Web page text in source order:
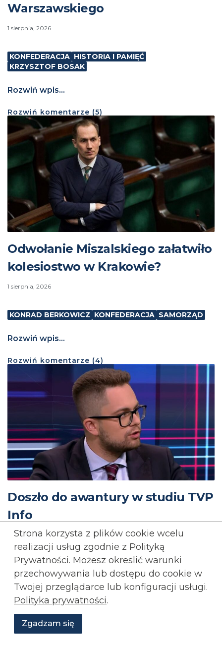
Warszawskiego
1 sierpnia, 2026
KONFEDERACJA HISTORIA I PAMIĘĆ
KRZYSZTOF BOSAK
Rozwiń wpis...
Rozwiń komentarze (5)
Odwołanie Miszalskiego załatwiło
kolesiostwo w Krakowie?
1 sierpnia, 2026
KONRAD BERKOWICZ KONFEDERACJA SAMORZĄD
Rozwiń wpis...
Rozwiń komentarze (4)
Doszło do awantury w studiu TVP
Info
1 sierpnia, 2026
WOJCIECH MACHULSKI
BEZPIECZEŃSTWO
KONFEDERACJA OBRONNOŚĆ
Rozwiń wpis...
Rozwiń komentarze (
Strona korzysta z plików cookie wcelu
realizacji usług zgodnie z Polityką
Prywatności. Możesz okreslić warunki
przechowywania lub dostępu do cookie w
Twojej przeglądarce lub konfiguracji usługi.
Polityka prywatności.
Zgadzam się